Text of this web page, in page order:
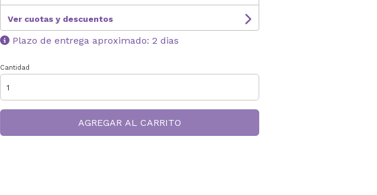
Ver cuotas y descuentos
Plazo de entrega aproximado: 2 dias
Cantidad
AGREGAR AL CARRITO